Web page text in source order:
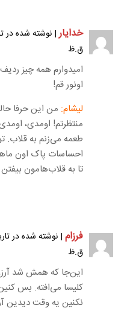
خدایار
ق.ظ
امیدوارم همه چیز
اونور قم!
لیشام: من این حرفا
منتظرتم! اومدی،
طعمه می‌زنم به قلاب.
احساسات پاک اون
تا به قلاب‌هامون
فرزام
ق.ظ
این‌جا که همش شد
کلیسا می‌افته. بس
نکنین یه وقت دیدین